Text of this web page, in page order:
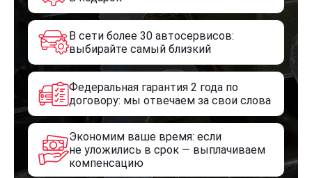
В сети более 30 автосервисов:
выбирайте самый близкий
Федеральная гарантия 2 года по
договору: мы отвечаем за свои слова
Экономим ваше время: если
не уложились в срок — выплачиваем
компенсацию